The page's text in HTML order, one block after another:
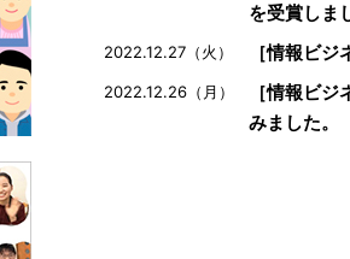
を受賞しま
2022.12.27（火） ［情報ビ
2022.12.26（月）
［情報ビ
みました。